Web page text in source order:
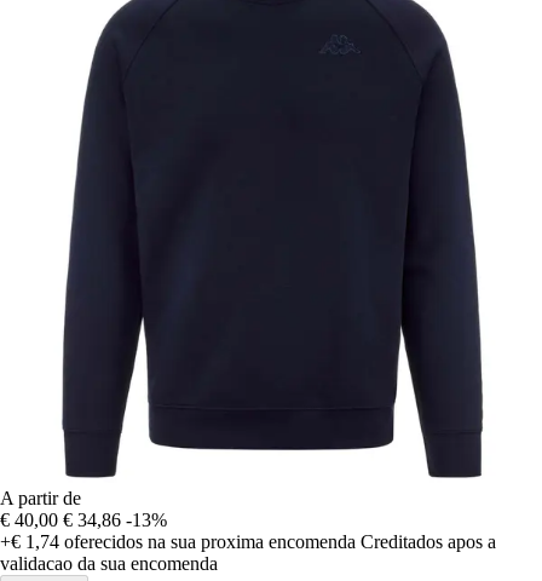
A partir de
€ 40,00 € 34,86 -13%
+€ 1,74 oferecidos na sua proxima encomenda Creditados apos a
validacao da sua encomenda